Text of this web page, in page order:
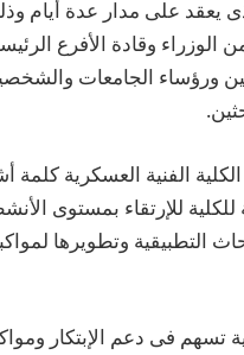
يعقد على مدار عدة أيام
وقادة الأفرع
ورؤساء الجامعات
الفنية العسكرية كلمة
للإرتقاء بمستوى
التطبيقية وتطويرها
علمية دولية تسهم فى دعم